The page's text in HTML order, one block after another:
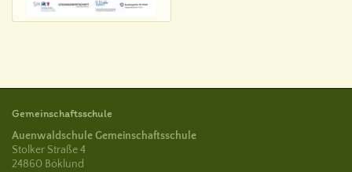
Gemeinschaftsschule
Auenwaldschule Gemeinschaftsschule
Stolker Straße 4
24860 Böklund